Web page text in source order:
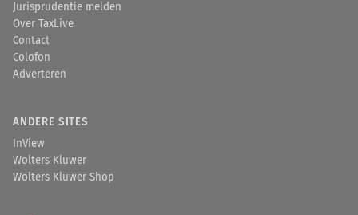
Jurisprudentie melden
Over TaxLive
Contact
Colofon
Adverteren
ANDERE SITES
InView
Wolters Kluwer
Wolters Kluwer Shop